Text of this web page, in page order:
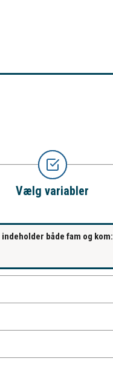
Vælg variabler
både fam og kom: